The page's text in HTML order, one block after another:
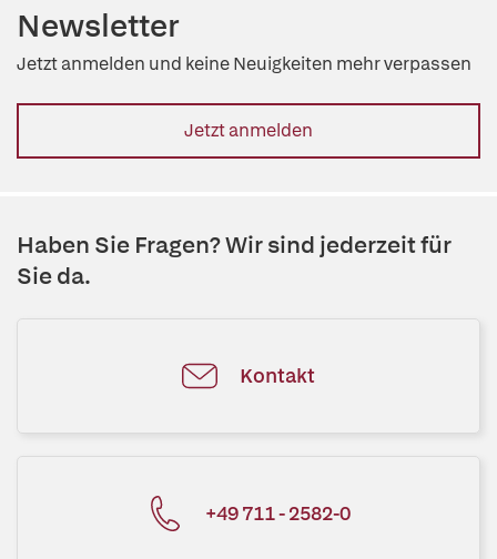
Newsletter
Jetzt anmelden und keine Neuigkeiten mehr verpassen
Jetzt anmelden
Haben Sie Fragen? Wir sind jederzeit für
Sie da.
Kontakt
+49 711 - 2582-0